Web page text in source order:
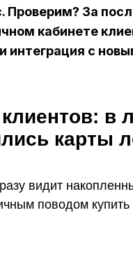
Проверим? За
кабинете
интеграция с
в
карты
видит
поводом